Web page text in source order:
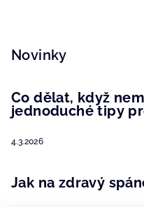
Novinky
Co dělat, když
jednoduché tipy
4.3.2026
Jak na zdravý